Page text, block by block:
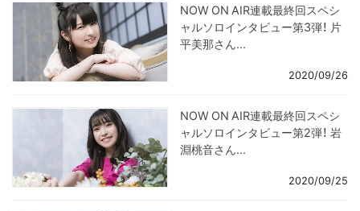
NOW ON AIR連載最終回スペシ
ャルソロインタビュー第3弾！ 片
平美那さん...
2020/09/26
NOW ON AIR連載最終回スペシ
ャルソロインタビュー第2弾！ 岩
淵桃音さん...
2020/09/25